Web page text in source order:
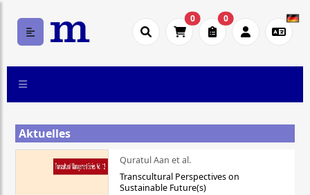
0 0
Aktuelles
Quratul Aan et al.
Transcultural Perspectives on
Sustainable Future(s)